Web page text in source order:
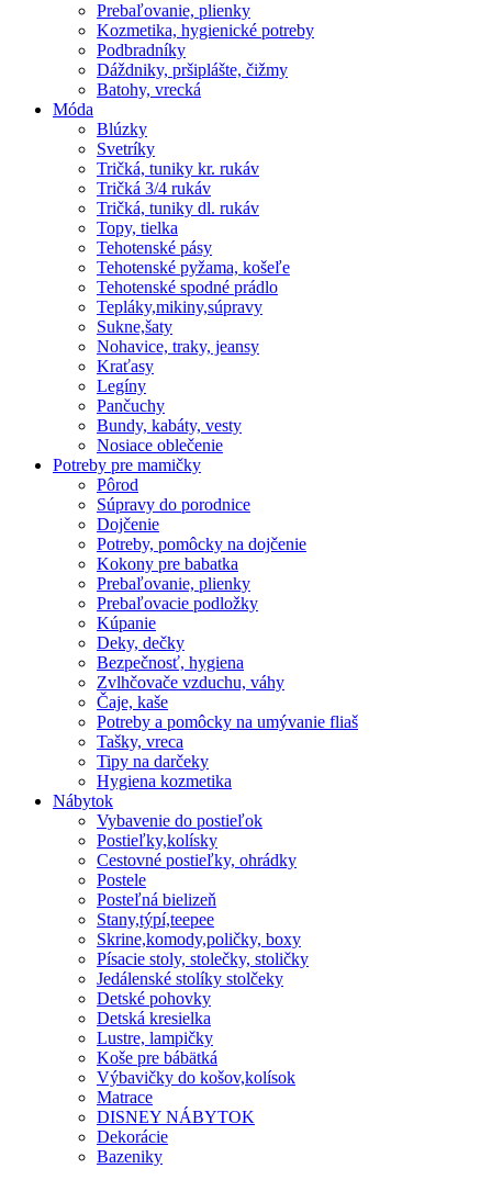
Prebaľovanie, plienky
Kozmetika, hygienické potreby
Podbradníky
Dáždniky, pršiplášte, čižmy
Batohy, vrecká
Móda
Blúzky
Svetríky
Tričká, tuniky kr. rukáv
Tričká 3/4 rukáv
Tričká, tuniky dl. rukáv
Topy, tielka
Tehotenské pásy
Tehotenské pyžama, košeľe
Tehotenské spodné prádlo
Tepláky,mikiny,súpravy
Sukne,šaty
Nohavice, traky, jeansy
Kraťasy
Legíny
Pančuchy
Bundy, kabáty, vesty
Nosiace oblečenie
Potreby pre mamičky
Pôrod
Súpravy do porodnice
Dojčenie
Potreby, pomôcky na dojčenie
Kokony pre babatka
Prebaľovanie, plienky
Prebaľovacie podložky
Kúpanie
Deky, dečky
Bezpečnosť, hygiena
Zvlhčovače vzduchu, váhy
Čaje, kaše
Potreby a pomôcky na umývanie fliaš
Tašky, vreca
Tipy na darčeky
Hygiena kozmetika
Nábytok
Vybavenie do postieľok
Postieľky,kolísky
Cestovné postieľky, ohrádky
Postele
Posteľná bielizeň
Stany,týpí,teepee
Skrine,komody,poličky, boxy
Písacie stoly, stolečky, stoličky
Jedálenské stolíky stolčeky
Detské pohovky
Detská kresielka
Lustre, lampičky
Koše pre bábätká
Výbavičky do košov,kolísok
Matrace
DISNEY NÁBYTOK
Dekorácie
Bazeniky